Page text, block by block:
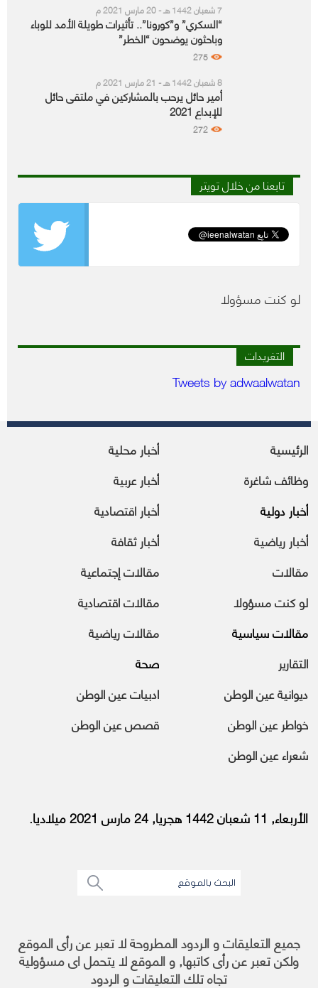
7 شعبان 1442 هـ - 20 مارس 2021 م
“السكري” و”كورونا”.. تأثيرات طويلة الأمد للوباء
وباحثون يوضحون “الخطر”
275
8 شعبان 1442 هـ - 21 مارس 2021 م
أمير حائل يرحب بالمشاركين في ملتقى حائل
للإبداع 2021
272
تابعنا من خلال تويتر
لو كنت مسؤولا
التغريدات
Tweets by adwaalwatan
الرئيسية
أخبار محلية
وظائف شاغرة
أخبار عربية
أخبار دولية
أخبار اقتصادية
أخبار رياضية
أخبار ثقافة
مقالات
مقالات إجتماعية
لو كنت مسؤولا
مقالات اقتصادية
مقالات سياسية
مقالات رياضية
التقارير
صحة
ديوانية عين الوطن
ادبيات عين الوطن
خواطر عين الوطن
قصص عين الوطن
شعراء عين الوطن
الأربعاء, 11 شعبان 1442 هجريا, 24 مارس 2021 ميلاديا.
جميع التعليقات و الردود المطروحة لا تعبر عن رأى الموقع
ولكن تعبر عن رأى كاتبها, و الموقع لا يتحمل اى مسؤولية
تجاه تلك التعليقات و الردود